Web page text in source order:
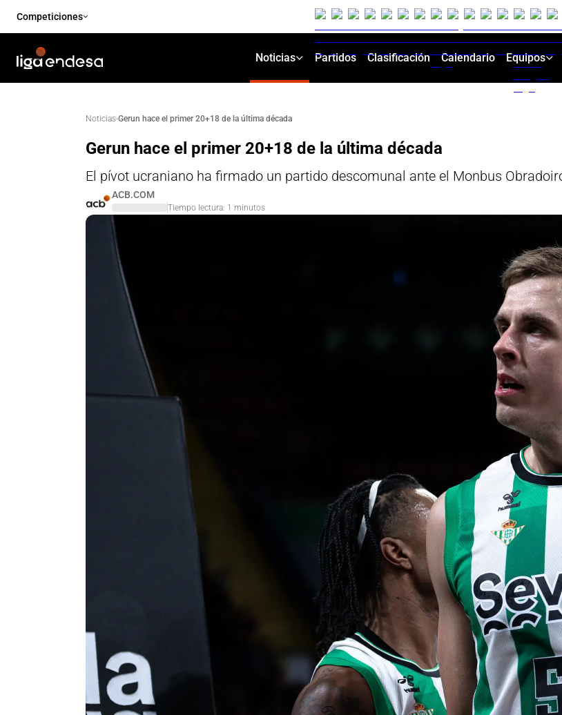
Competiciones
Noticias Partidos Clasificación Calendario Equipos
Noticias·Gerun hace el primer 20+18 de la última década
Gerun hace el primer 20+18 de la última década
El pívot ucraniano ha firmado un partido descomunal ante el Monbus
ACB.COM
Tiempo lectura: 1 minutos